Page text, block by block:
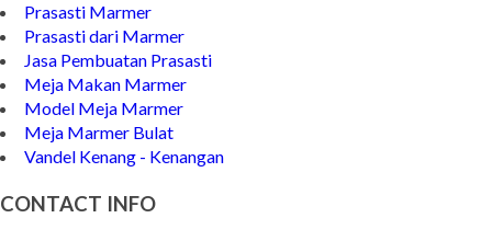
Prasasti Marmer
Prasasti dari Marmer
Jasa Pembuatan Prasasti
Meja Makan Marmer
Model Meja Marmer
Meja Marmer Bulat
Vandel Kenang - Kenangan
CONTACT INFO